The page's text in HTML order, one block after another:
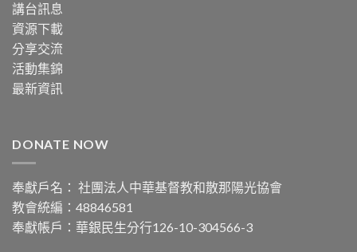
講台訊息
資源下載
分享交流
活動集錦
最新資訊
DONATE NOW
奉獻戶名： 社團法人中華基督教和散那陽光協會
教會統編：48846581
奉獻帳戶：華銀民生分行126-10-304566-3